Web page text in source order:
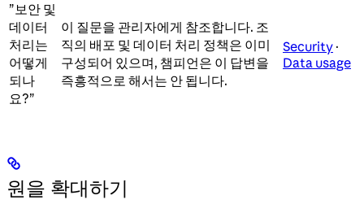
”보안 및
데이터
처리는
어떻게
되나
요?”
이 질문을 관리자에게 참조합니다. 조
직의 배포 및 데이터 처리 정책은 이미
구성되어 있으며, 챔피언은 이 답변을
즉흥적으로 해서는 안 됩니다.
Security ·
Data usage
원을 확대하기